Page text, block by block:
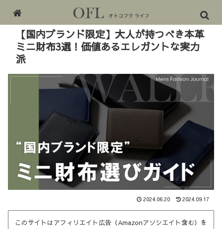
PR
【国内ブランド限定】大人が持つべき本革
ミニ財布3選！価値あるエレガントな実力
派
2024.06.20 2024.09.17
このサイトはアフィリエイト広告（Amazonアソシエイト含む）を